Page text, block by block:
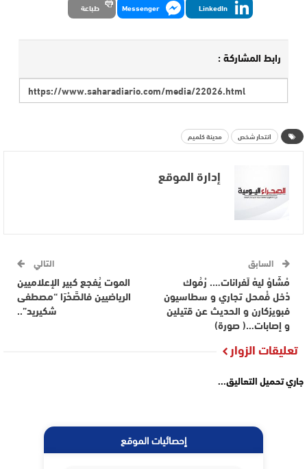
LinkedIn
Messenger طباعة
رابط المشاركة :
انتحار شخص مدينة كلميم
إدارة الموقع
السابق
مْشَاوْ ليهْ لَفرانات…. رْمُوك
دْخل فْمحل تجاري و سطاسيون
فبويزكارن و الحديث عن قتيلين
و إصابات…( صورة)
التالي
الموت يُفجع كبير الإعلاميين
الرياضيين فالصَّحْرَا “مصطفى
شكيريد”..
تعليقات الزوار
جاري تحميل التعاليق...
إحصائيات الموقع